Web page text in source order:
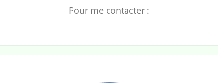
Pour me contacter :